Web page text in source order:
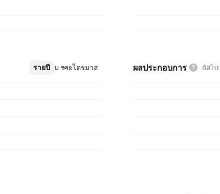
รายปี รายไตรมาส
เพิ่มเติม ผลประกอบการ ถัดไป: